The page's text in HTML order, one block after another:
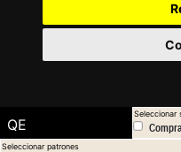
QE
Seleccionar
Seleccionar patrones